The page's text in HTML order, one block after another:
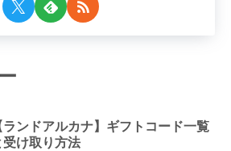
ランドアルカナ】ギフトコード一覧
受け取り方法